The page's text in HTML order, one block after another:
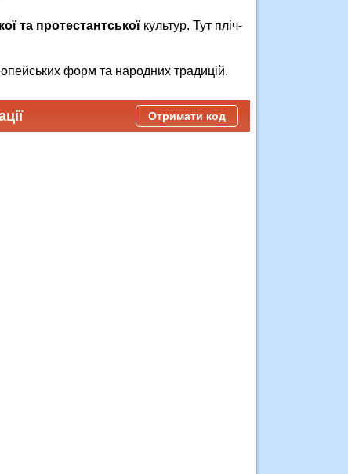
та протестантської культур. Тут пліч-
форм та народних традицій.
Отримати код